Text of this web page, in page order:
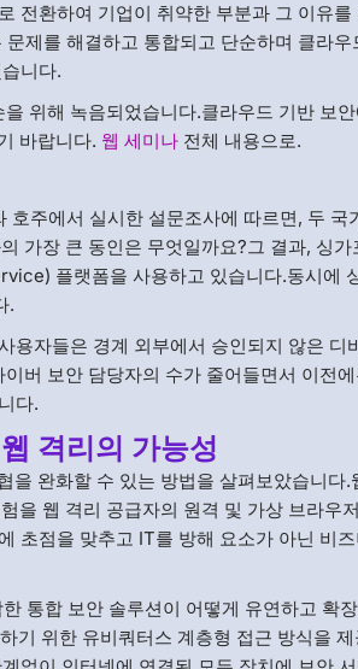
전환하여 기업이 취약한 부분과 그 이유를
제를 해결하고 통합되고 단순하며 클라우
니다.
위해 녹음되었습니다.클라우드 기반 보
바랍니다. 웹 세미나 전체 내용으로.
주에서 실시한 설문조사에 따르면, 두 국
가장 큰 동인은 무엇일까요?그 결과, 싱가
플랫폼을 사용하고 있습니다.동시에
.
용자들은 경계 외부에서 승인되지 않은 디
버 보안 담당자의 수가 줄어들면서 이전
다.
격리의 가능성
완화할 수 있는 방법을 살펴보았습니다.
을 웹 격리 공급자의 원격 및 가상 브라우
초점을 맞추고 IT를 방해 요소가 아닌 비
통합 보안 솔루션이 어떻게 유연하고 확
기 위한 유비쿼터스 계층형 접근 방식을